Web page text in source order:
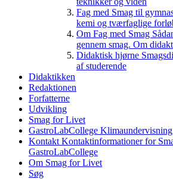
Fag med Smag til
kemi og tværfaglige
Om Fag med Smag
gennem smag. Om
Didaktisk hjørne
af studerende
Didaktikken
Redaktionen
Forfatterne
Udvikling
Smag for Livet
GastroLabCollege
Kontakt Kontaktinformationer for
GastroLabCollege
Om Smag for Livet
Søg